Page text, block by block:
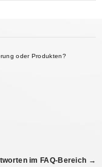
oder Produkten?
im FAQ-Bereich →